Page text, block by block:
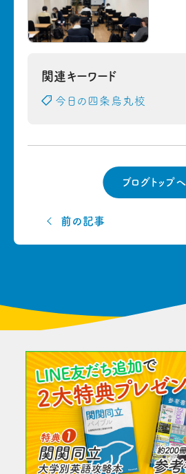
関連キーワード
今日の四条烏丸校
前の記事
ブログトップへ